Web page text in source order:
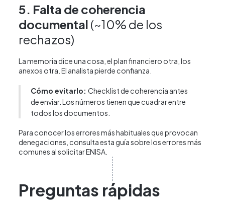
5. Falta de coherencia
documental (~10% de los
rechazos)
La memoria dice una cosa, el plan financiero otra, los
anexos otra. El analista pierde confianza.
Cómo evitarlo: Checklist de coherencia antes
de enviar. Los números tienen que cuadrar entre
todos los documentos.
Para conocer los errores más habituales que provocan
denegaciones, consulta esta guía sobre los errores más
comunes al solicitar ENISA.
Preguntas rápidas